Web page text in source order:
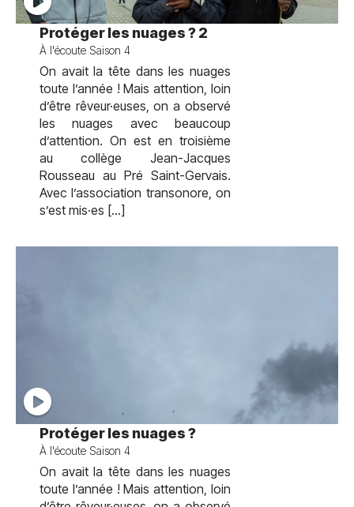
Protéger les nuages ? 2
À l'écoute Saison 4
On avait la tête dans les nuages
toute l’année ! Mais attention, loin
d’être rêveur·euses, on a observé
les nuages avec beaucoup
d’attention. On est en troisième
au collège Jean-Jacques
Rousseau au Pré Saint-Gervais.
Avec l’association transonore, on
s’est mis·es […]
Protéger les nuages ?
À l'écoute Saison 4
On avait la tête dans les nuages
toute l’année ! Mais attention, loin